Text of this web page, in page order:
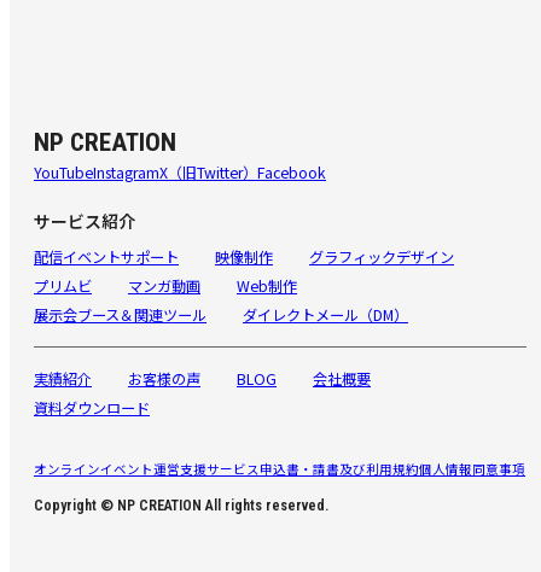
NP CREATION
YouTubeInstagramX（旧Twitter） Facebook
サービス紹介
配信イベントサポート 映像制作
グラフィックデザイン
プリムビ
マンガ動画
Web制作
展示会ブース＆関連ツール
ダイレクトメール（DM）
実績紹介 お客様の声 BLOG
会社概要
資料ダウンロード
オンラインイベント運営支援サービス申込書・請書及び利用規約個人情報同意事項
Copyright © NP CREATION All rights reserved.